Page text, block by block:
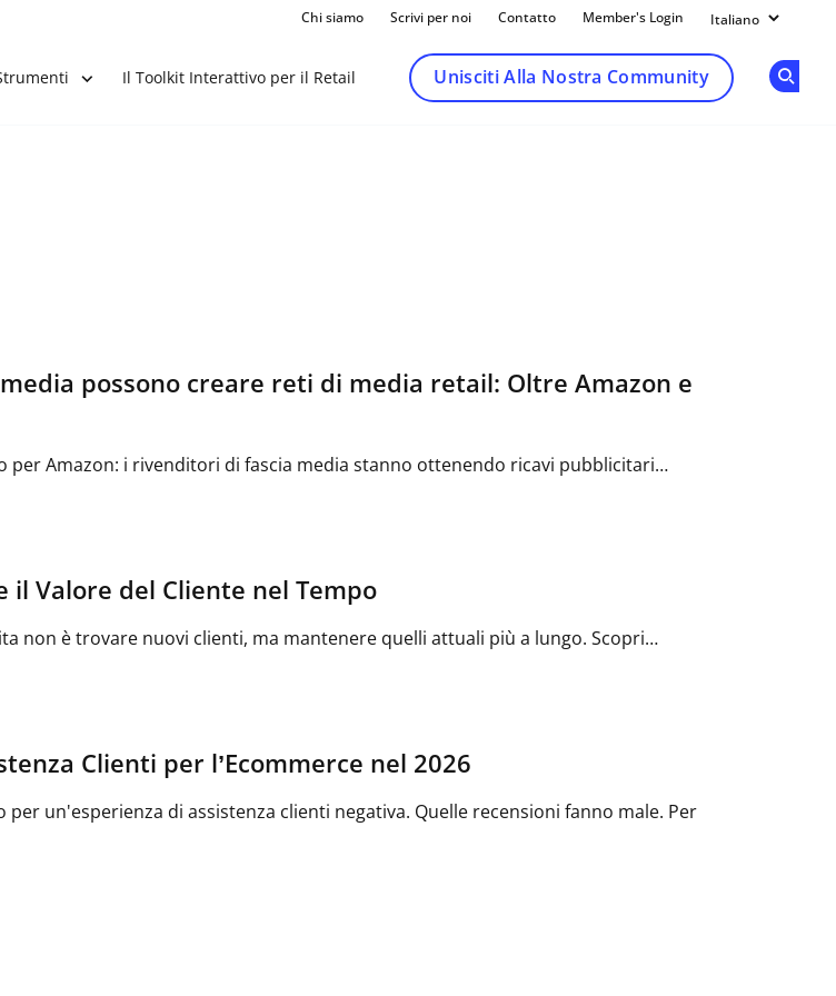
Chi siamo Scrivi per noi Contatto Member's Login
Il Toolkit Interattivo per il Retail Unisciti Alla Nostra Community
possono creare reti di media retail: Oltre Amazon e
per Amazon: i rivenditori di fascia media stanno ottenendo ricavi pubblicitari…
Valore del Cliente nel Tempo
non è trovare nuovi clienti, ma mantenere quelli attuali più a lungo. Scopri…
Clienti per l’Ecommerce nel 2026
un'esperienza di assistenza clienti negativa. Quelle recensioni fanno male. Per